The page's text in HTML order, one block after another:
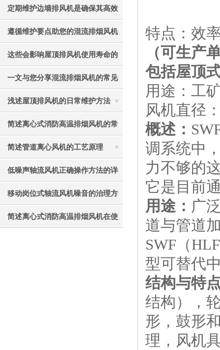
定期维护边墙排风机是确保其高效
通风效果的关键
遵循维护要点助您的混流排烟风机
成为真正“风中卫士”
这些会影响屋顶排风机使用寿命的
因素您知道吗？
一文与您分享混流排烟风机的常见
故障相应解决方法
浅述屋顶排风机的日常维护方法
简述离心式消防高温排烟风机的常
见故障相应解决方法
简述管道离心风机的工艺原理
低噪声轴流风机正确操作方法的详
细说明
移动岗位式轴流风机噪音的治理方
法介绍
简述离心式消防高温排烟风机在使
特点：效
（可生产
包括屋顶
用途：工
风机直径
概述：
调系统中
力不够的
它是目前
用途： 广
道与管道
SWF（
型可替代
结构与特
结构），
形，鼓形
理，风机